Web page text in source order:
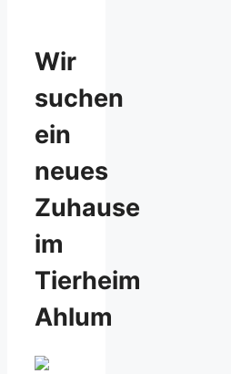
Wir
suchen
ein
neues
Zuhause
im
Tierheim
Ahlum